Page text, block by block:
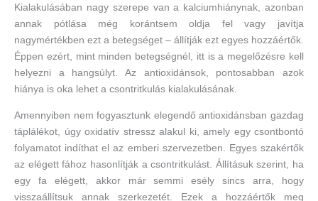
Kialakulásában nagy szerepe van a kalciumhiánynak, azonban
annak pótlása még korántsem oldja fel vagy javítja
nagymértékben ezt a betegséget – állítják ezt egyes hozzáértők.
Éppen ezért, mint minden betegségnél, itt is a megelőzésre kell
helyezni a hangsúlyt. Az antioxidánsok, pontosabban azok
hiánya is oka lehet a csontritkulás kialakulásának.
Amennyiben nem fogyasztunk elegendő antioxidánsban gazdag
táplálékot, úgy oxidatív stressz alakul ki, amely egy csontbontó
folyamatot indíthat el az emberi szervezetben. Egyes szakértők
az elégett fához hasonlítják a csontritkulást. Állításuk szerint, ha
egy fa elégett, akkor már semmi esély sincs arra, hogy
visszaállítsuk annak szerkezetét. Ezek a hozzáértők meg